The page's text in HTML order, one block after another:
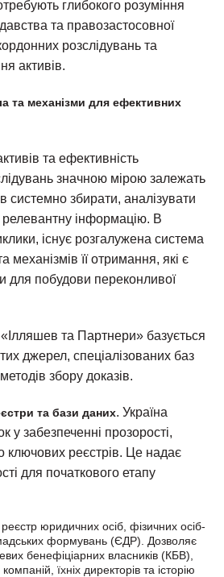
глибокого розуміння
та правозастосовної
розслідувань та
активів.
та механізми для ефективних
та ефективність
значною мірою залежать
системно збирати, аналізувати
релевантну інформацію. В
існує розгалужена система
механізмів її отримання, які є
для побудови переконливої
та Партнери» базується
джерел, спеціалізованих баз
збору доказів.
та бази даних. Україна
у забезпеченні прозорості,
ключових реєстрів. Це надає
для початкового етапу
юридичних осіб, фізичних осіб-
формувань (ЄДР). Дозволяє
бенефіціарних власників (КБВ),
їхніх директорів та історію